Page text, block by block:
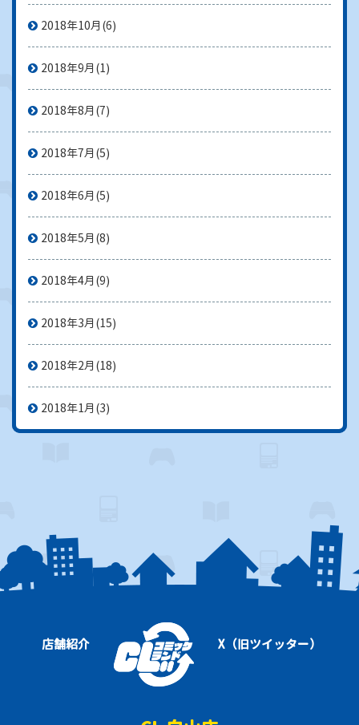
2018年10月 (6)
2018年9月 (1)
2018年8月 (7)
2018年7月 (5)
2018年6月 (5)
2018年5月 (8)
2018年4月 (9)
2018年3月 (15)
2018年2月 (18)
2018年1月 (3)
店舗紹介 X（旧ツイッター）